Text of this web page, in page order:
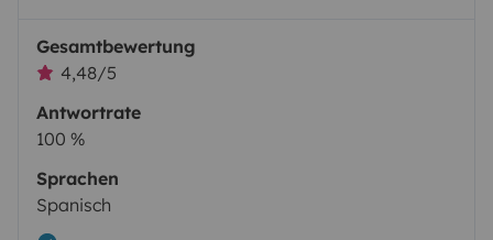
Gesamtbewertung
4,48/5
Antwortrate
100 %
Sprachen
Spanisch